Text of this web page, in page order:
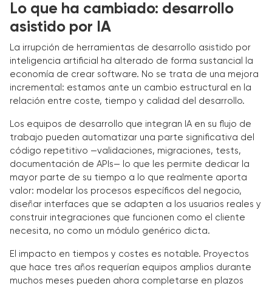
Lo que ha cambiado: desarrollo
asistido por IA
La irrupción de herramientas de desarrollo asistido por
inteligencia artificial ha alterado de forma sustancial la
economía de crear software. No se trata de una mejora
incremental: estamos ante un cambio estructural en la
relación entre coste, tiempo y calidad del desarrollo.
Los equipos de desarrollo que integran IA en su flujo de
trabajo pueden automatizar una parte significativa del
código repetitivo —validaciones, migraciones, tests,
documentación de APIs— lo que les permite dedicar la
mayor parte de su tiempo a lo que realmente aporta
valor: modelar los procesos específicos del negocio,
diseñar interfaces que se adapten a los usuarios reales y
construir integraciones que funcionen como el cliente
necesita, no como un módulo genérico dicta.
El impacto en tiempos y costes es notable. Proyectos
que hace tres años requerían equipos amplios durante
muchos meses pueden ahora completarse en plazos